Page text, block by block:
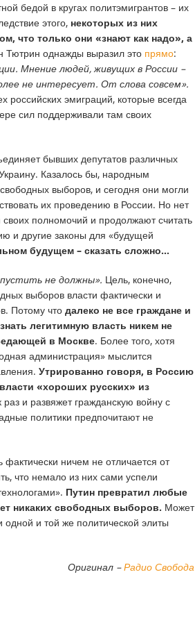
бедой в кругах политэмигрантов – их
этого, некоторых из них
что только они «знают как надо», а
Тютрин однажды выразил это прямо:
Мнение людей, живущих в России –
не интересует. От слова совсем».
российских эмиграций, которые всегда
сил поддерживали там своих
бывших депутатов различных
Казалось бы, народным
выборов, и сегодня они могли
их проведению в России. Но нет
своих полномочий и продолжают считать
и другие законы для «будущей
будущем – сказать сложно…
не должны». Цель, конечно,
выборов власти фактически и
Потому что далеко не все граждане и
легитимную власть никем не
в Москве. Более того, хотя
администрация» мыслится
Утрированно говоря, в Россию
«хороших русских» из
и развяжет гражданскую войну с
политики предпочитают не
ничем не отличается от
что немало из них сами успели
Путин превратил любые
никаких свободных выборов. Может
и той же политической элиты
Оригинал –Радио Свобода